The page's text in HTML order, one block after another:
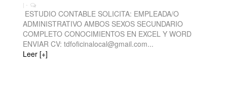
| -
ESTUDIO CONTABLE SOLICITA: EMPLEADA/O
ADMINISTRATIVO AMBOS SEXOS SECUNDARIO
COMPLETO CONOCIMIENTOS EN EXCEL Y WORD
ENVIAR CV: tdfoficinalocal@gmail.com...
Leer [+]